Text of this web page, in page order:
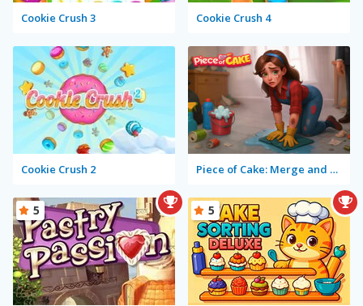
Cookie Crush 3 Cookie Crush 4
Cookie Crush 2 Piece of Cake: Merge and Bake
5 5